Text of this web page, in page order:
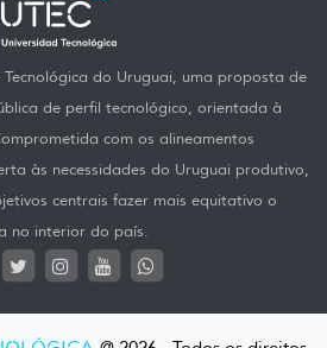
Tecnológica do Uruguai, uma proposta de
de perfil tecnológico, orientada à
com os alineamentos
às necessidades do Uruguai produtivo,
centrais fazer mais equitativo o
no interior do país.